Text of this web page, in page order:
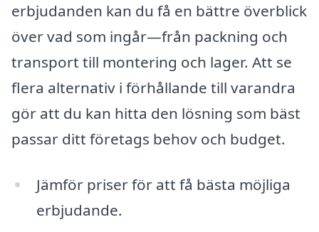
erbjudanden kan du få en bättre överblick
över vad som ingår—från packning och
transport till montering och lager. Att se
flera alternativ i förhållande till varandra
gör att du kan hitta den lösning som bäst
passar ditt företags behov och budget.
Jämför priser för att få bästa möjliga
erbjudande.